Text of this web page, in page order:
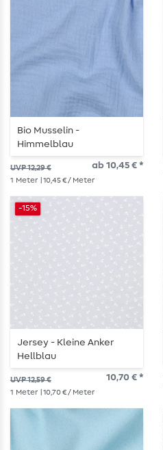
Bio Musselin -
Himmelblau
UVP 12,29 € ab 10,45 € *
1 Meter | 10,45 € / Meter
-15%
Jersey - Kleine Anker
Hellblau
UVP 12,59 € 10,70 € *
1 Meter | 10,70 € / Meter